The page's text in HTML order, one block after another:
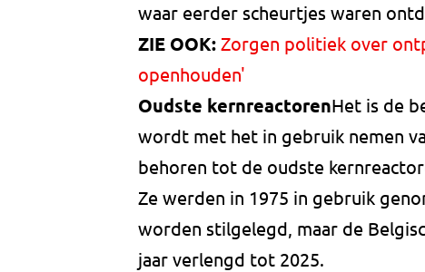
waar eerder scheurtjes waren
ZIE OOK: Zorgen politiek over
openhouden'
Oudste kernreactorenHet is de
wordt met het in gebruik nemen
behoren tot de oudste
Ze werden in 1975 in gebruik
worden stilgelegd, maar de
jaar verlengd tot 2025.